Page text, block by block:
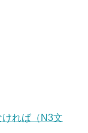
れば（N3文